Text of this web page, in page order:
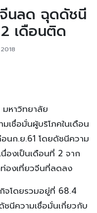
นลด ฉุดดัชนี
เดือนติด
หาวิทยาลัย
เชื่อมั่นผู้บริโภคในเดือน
นก.ย.61 โดยดัชนีความ
องเป็นเดือนที่ 2 จาก
องเที่ยวจีนที่ลดลง
จโดยรวมอยู่ที่ 68.4
นีความเชื่อมั่นเกี่ยวกับ